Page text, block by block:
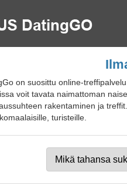
on suosittu online-
voit tavata naimattoman
rakentaminen ja
turisteille.